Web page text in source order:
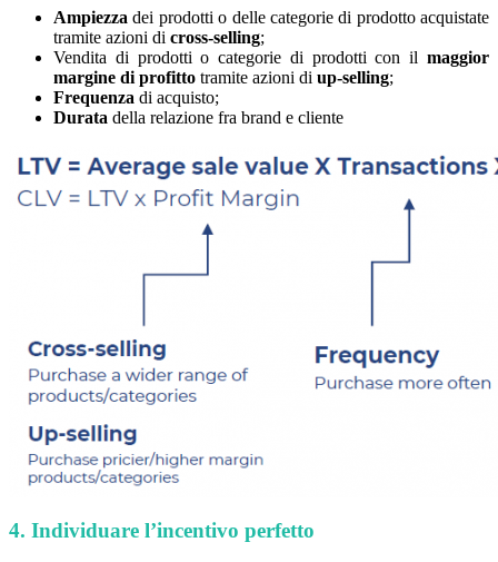
Ampiezzadei prodotti o delle categorie di prodotto acquistate
tramite azioni di cross-selling;
Vendita di prodotti o categorie di prodotti con il maggior
margine di profitto tramite azioni di up-selling;
Frequenza di acquisto;
Durata della relazione fra brand e cliente
4. Individuare l’incentivo perfetto